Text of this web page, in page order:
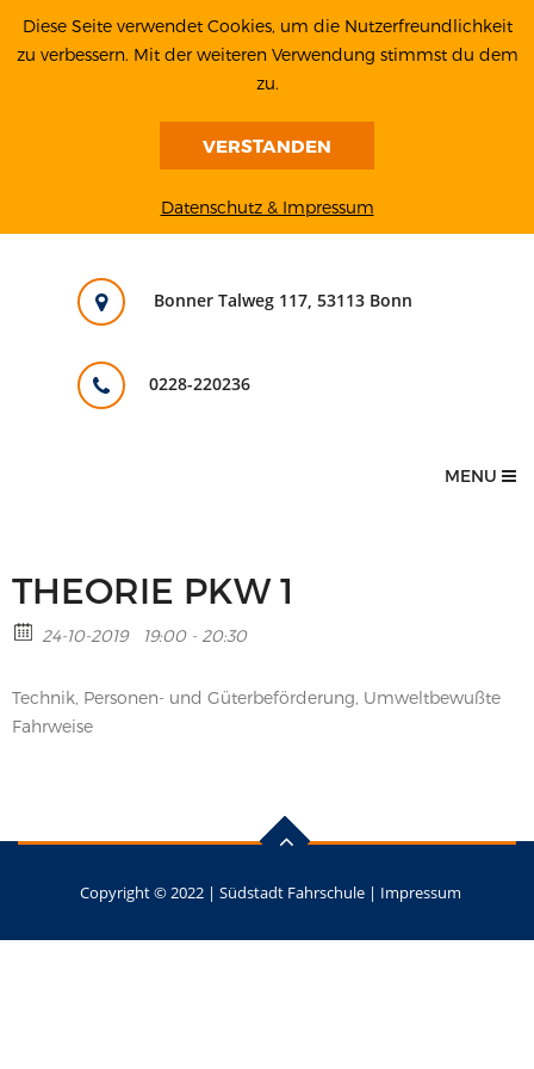
Bonner Talweg 117, 53113 Bonn
0228-220236
MENU
THEORIE PKW 1
24-10-2019 19:00 - 20:30
Technik, Personen- und Güterbeförderung, Umweltbewußte
Fahrweise
Copyright © 2022 | Südstadt Fahrschule | Impressum
Diese Seite verwendet Cookies, um die Nutzerfreundlichkeit
zu verbessern. Mit der weiteren Verwendung stimmst du dem
zu.
VERSTANDEN
Datenschutz & Impressum